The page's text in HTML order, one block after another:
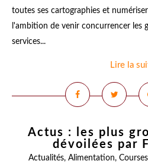
toutes ses cartographies et
l'ambition de venir concurrencer les
services...
Lire la
Actus : les plus
dévoilées par
Actualités, Alimentation, Courses